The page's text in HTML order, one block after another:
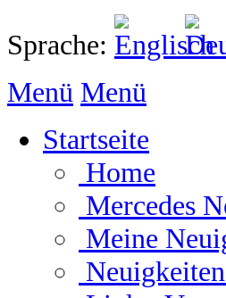
Sprache:
Menü Menü
Startseite
Home
Mercedes
Meine